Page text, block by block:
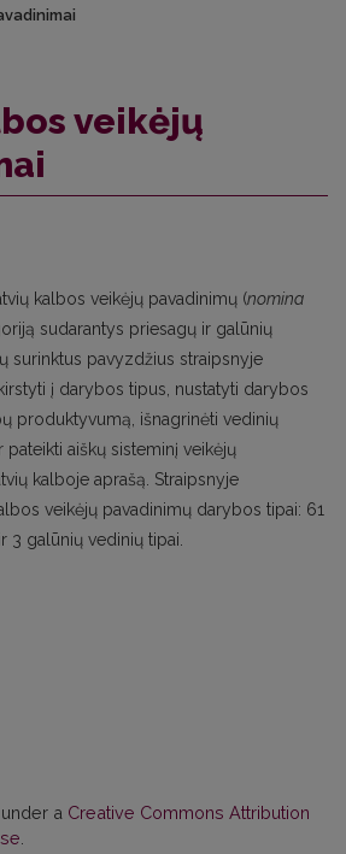
veikėjų
kalbos veikėjų pavadinimų (nomina
sudarantys priesagų ir galūnių
surinktus pavyzdžius straipsnyje
į darybos tipus, nustatyti darybos
produktyvumą, išnagrinėti vedinių
aiškų sisteminį veikėjų
kalboje aprašą. Straipsnyje
veikėjų pavadinimų darybos tipai: 61
3 galūnių vedinių tipai.
a Creative Commons Attribution